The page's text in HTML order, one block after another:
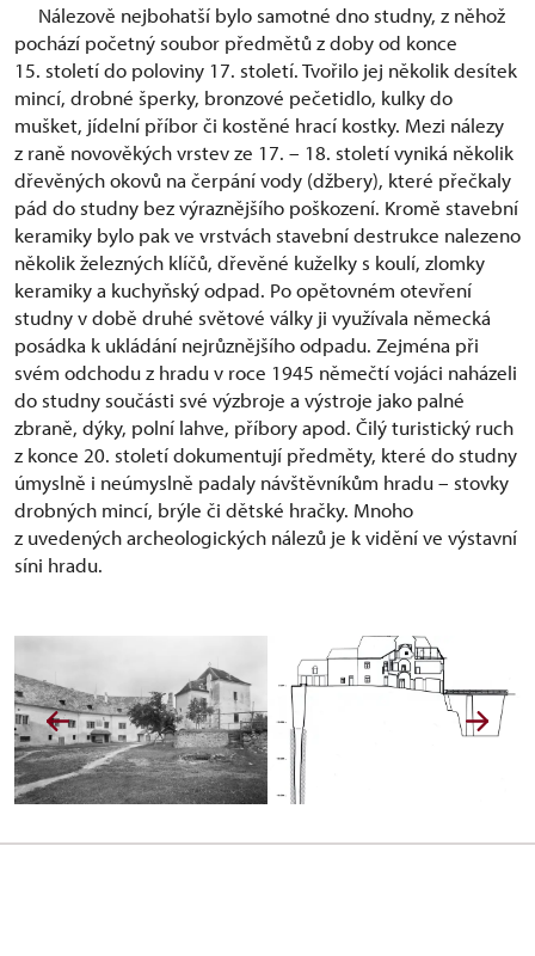
Nálezově nejbohatší bylo samotné dno studny, z něhož
pochází početný soubor předmětů z doby od konce
15. století do poloviny 17. století. Tvořilo jej několik desítek
mincí, drobné šperky, bronzové pečetidlo, kulky do
mušket, jídelní příbor či kostěné hrací kostky. Mezi nálezy
z raně novověkých vrstev ze 17. – 18. století vyniká několik
dřevěných okovů na čerpání vody (džbery), které přečkaly
pád do studny bez výraznějšího poškození. Kromě stavební
keramiky bylo pak ve vrstvách stavební destrukce nalezeno
několik železných klíčů, dřevěné kuželky s koulí, zlomky
keramiky a kuchyňský odpad. Po opětovném otevření
studny v době druhé světové války ji využívala německá
posádka k ukládání nejrůznějšího odpadu. Zejména při
svém odchodu z hradu v roce 1945 němečtí vojáci naházeli
do studny součásti své výzbroje a výstroje jako palné
zbraně, dýky, polní lahve, příbory apod. Čilý turistický ruch
z konce 20. století dokumentují předměty, které do studny
úmyslně i neúmyslně padaly návštěvníkům hradu – stovky
drobných mincí, brýle či dětské hračky. Mnoho
z uvedených archeologických nálezů je k vidění ve výstavní
síni hradu.